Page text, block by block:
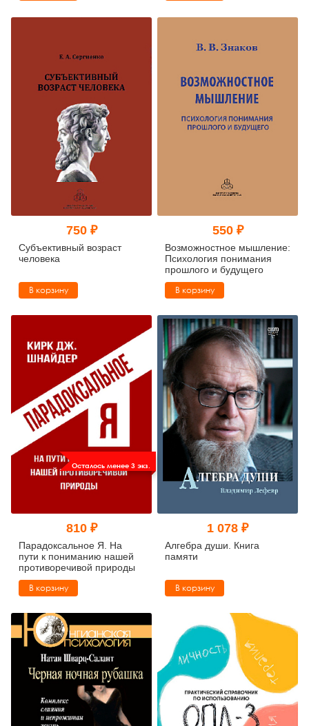
750 ₽
Субъективный возраст
человека
В корзину
550 ₽
Возможностное мышление:
Психология понимания
прошлого и будущего
В корзину
Осталось менее 3 экз.
810 ₽
Парадоксальное Я. На
пути к пониманию нашей
противоречивой природы
В корзину
1 078 ₽
Алгебра души. Книга
памяти
В корзину